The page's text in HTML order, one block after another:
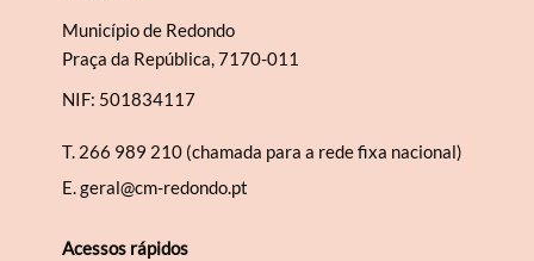
Município de Redondo
Praça da República, 7170-011
NIF: 501834117
T. 266 989 210 (chamada para a rede fixa nacional)
E.geral@cm-redondo.pt
Acessos rápidos